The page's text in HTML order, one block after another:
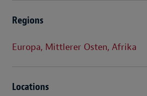
Regions
Europa, Mittlerer Osten, Afrika
Locations